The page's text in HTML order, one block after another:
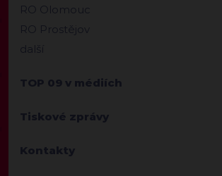
RO Olomouc
RO Prostějov
další
TOP 09 v médiích
Tiskové zprávy
Kontakty